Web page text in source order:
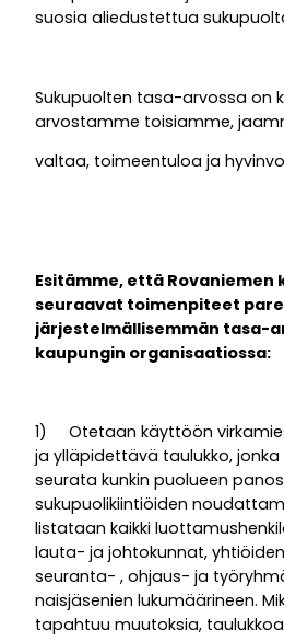
suosia aliedustettua
Sukupuolten tasa-arvossa on
arvostamme toisiamme,
valtaa, toimeentuloa ja
Esitämme, että
seuraavat toimenpiteet
järjestelmällisemmän tasa-
kaupungin organisaatiossa:
1) Otetaan käyttöön
ja ylläpidettävä taulukko,
seurata kunkin puolueen
sukupuolikiintiöiden
listataan kaikki
lauta- ja johtokunnat,
seuranta- , ohjaus- ja
naisjäsenien lukumäärineen.
tapahtuu muutoksia,